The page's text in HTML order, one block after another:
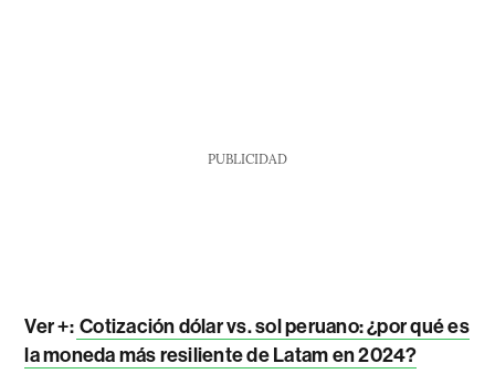
PUBLICIDAD
Ver +: Cotización dólar vs. sol peruano: ¿por qué es
la moneda más resiliente de Latam en 2024?